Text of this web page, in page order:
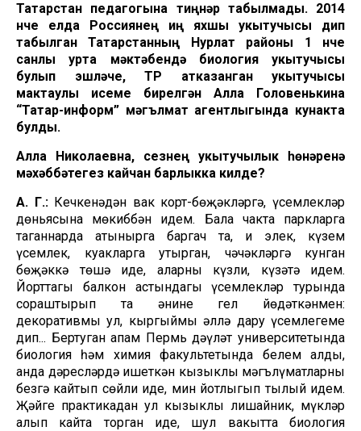
Татарстан педагогына тиңнәр табылмады. 2014
нче елда Россиянең иң яхшы укытучысы дип
табылган Татарстанның Нурлат районы 1 нче
санлы урта мәктәбендә биология укытучысы
булып эшләүче, ТР атказанган укытучысы
мактаулы исеме бирелгән Алла Головенькина
“Татар-информ” мәгълүмат агентлыгында кунакта
булды.
Алла Николаевна, сезнең укытучылык һөнәренә
мәхәббәтегез кайчан барлыкка килде?
А. Г.: Кечкенәдән вак корт-бөҗәкләргә, үсемлекләр
дөньясына мөкиббән идем. Бала чакта паркларга
таганнарда атынырга баргач та, иң элек, күзем
үсемлек, куакларга утырган, чәчәкләргә кунган
бөҗәккә төшә иде, аларны күзли, күзәтә идем.
Йорттагы балкон астындагы үсемлекләр турында
сораштырып та әнине гел йөдәткәнмен:
декоративмы ул, кыргыймы әллә дару үсемлегеме
дип... Бертуган апам Пермь дәүләт университетында
биология һәм химия факультетында белем алды,
анда дәресләрдә ишеткән кызыклы мәгълүматларны
безгә кайтып сөйли иде, мин йотлыгып тыңлый идем.
Җәйге практикадан ул кызыклы лишайник, мүкләр
алып кайта торган иде, шул вакытта биология